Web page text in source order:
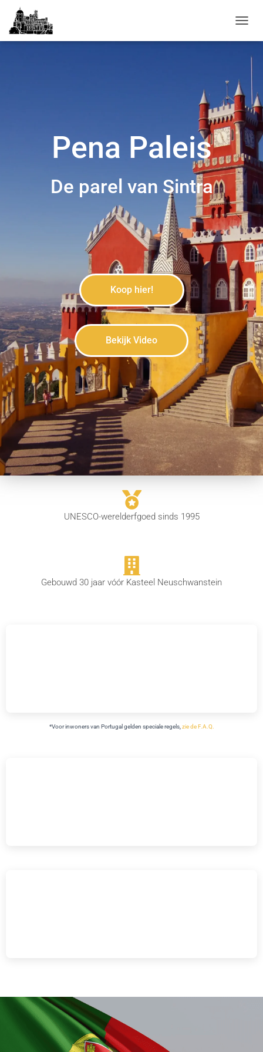
A
T
E
W
S
S
E
L
E
N
Pena Paleis
De parel van Sintra
Koop hier!
Bekijk Video
UNESCO-werelderfgoed sinds 1995
Gebouwd 30 jaar vóór Kasteel Neuschwanstein
*Voor inwoners van Portugal gelden speciale regels, zie de F.A.Q.